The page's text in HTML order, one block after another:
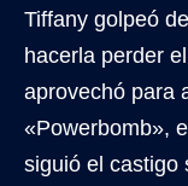
Tiffany golpeó
hacerla perder
aprovechó para
«Powerbomb»,
siguió el castigo